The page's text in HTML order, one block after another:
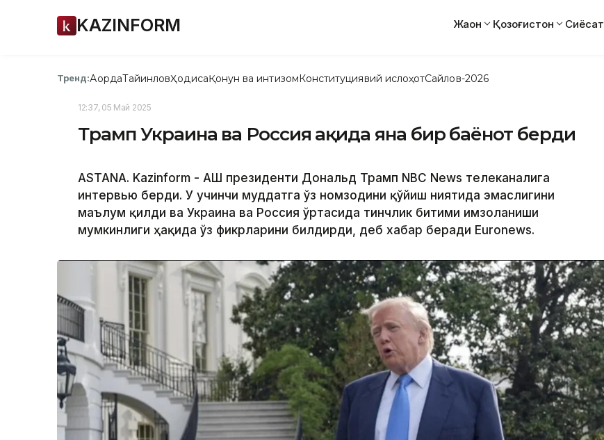
KAZINFORM Жаҳон Қозоғистон Сиёсат
Тренд:АқордаТайинловҲодисаҚонун ва интизомКонституциявий ислоҳотСайлов-2026
12:37, 05 Май 2025
Трамп Украина ва Россия ҳақида яна бир баёнот берди
ASTANA. Kazinform - АҚШ президенти Дональд Трамп NBC News телеканалига
интервью берди. У учинчи муддатга ўз номзодини қўйиш ниятида эмаслигини
маълум қилди ва Украина ва Россия ўртасида тинчлик битими имзоланиши
мумкинлиги ҳақида ўз фикрларини билдирди, деб хабар беради Euronews.